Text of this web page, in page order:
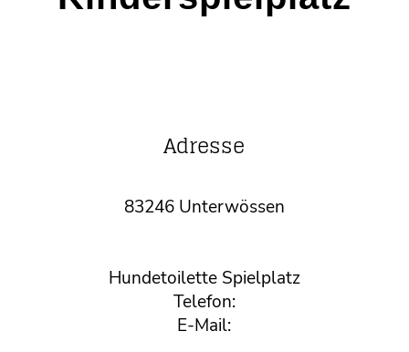
Adresse
83246 Unterwössen
Hundetoilette Spielplatz
Telefon:
E-Mail: